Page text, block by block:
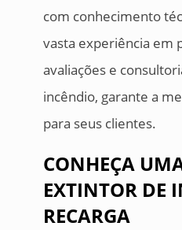
com conhecimento
vasta experiência em
avaliações e
incêndio, garante a
para seus clientes.
CONHEÇA
EXTINTOR DE
RECARGA